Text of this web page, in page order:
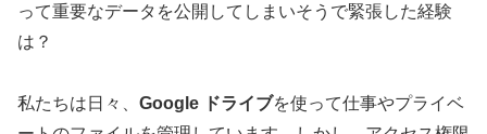
って重要なデータを公開してしまいそうで緊張した経験
は？
私たちは日々、 Google ドライブを使って仕事やプライベ